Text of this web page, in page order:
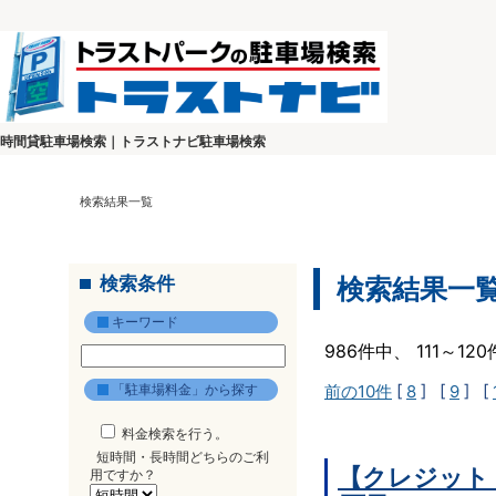
時間貸駐車場検索｜トラストナビ駐車場検索
検索結果一覧
検索条件
キーワード
「駐車場料金」から探す
料金検索を行う。
短時間・長時間どちらのご利
用ですか？
検索結果一
986件中、 111～
前の10件 [ 8 ] [ 9 ] [
【クレジッ